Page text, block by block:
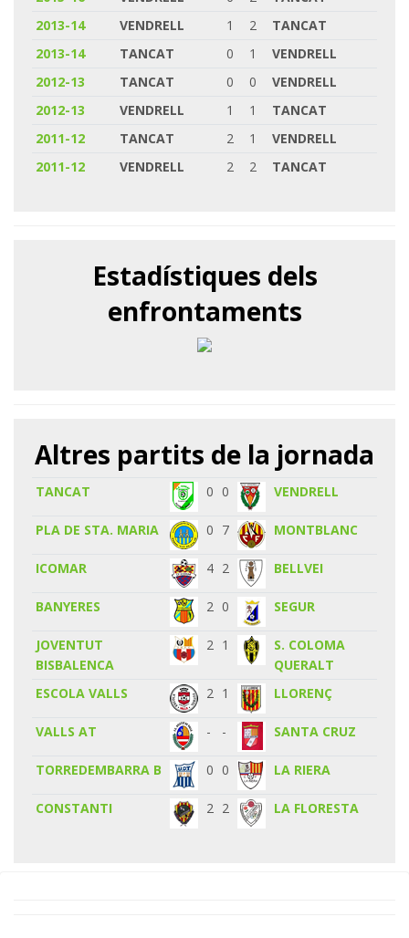
2013-14
VENDRELL 1 2
TANCAT
2013-14
TANCAT 0 1
VENDRELL
2012-13
TANCAT 0 0
VENDRELL
2012-13
VENDRELL 1 1
TANCAT
2011-12
TANCAT 2 1
VENDRELL
2011-12
VENDRELL 2 2 TANCAT
Estadístiques dels
enfrontaments
Altres partits de la jornada
TANCAT 0 0 VENDRELL
PLA DE STA. MARIA 0 7 MONTBLANC
ICOMAR 4 2 BELLVEI
BANYERES 2 0 SEGUR
JOVENTUT
BISBALENCA
2 1
S. COLOMA
QUERALT
ESCOLA VALLS
2 1 LLORENÇ
VALLS AT - - SANTA CRUZ
TORREDEMBARRA B 0 0 LA RIERA
CONSTANTI 2 2 LA FLORESTA